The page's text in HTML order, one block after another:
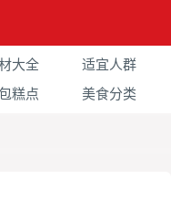
大全
适宜人群
糕点 美食分类